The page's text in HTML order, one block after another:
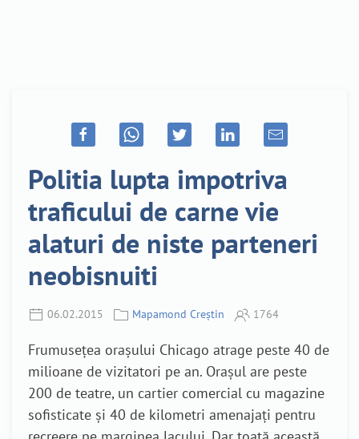
Politia lupta impotriva
traficului de carne vie
alaturi de niste parteneri
neobisnuiti
06.02.2015 Mapamond Creștin 1764
Frumusețea orașului Chicago atrage peste 40 de
milioane de vizitatori pe an. Orașul are peste
200 de teatre, un cartier comercial cu magazine
sofisticate și 40 de kilometri amenajați pentru